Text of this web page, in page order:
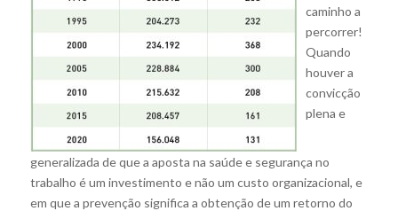
caminho a
percorrer!
Quando
houver a
convicção
plena e
generalizada de que a aposta na saúde e segurança no
trabalho é um investimento e não um custo organizacional, e
em que a prevenção significa a obtenção de um retorno do